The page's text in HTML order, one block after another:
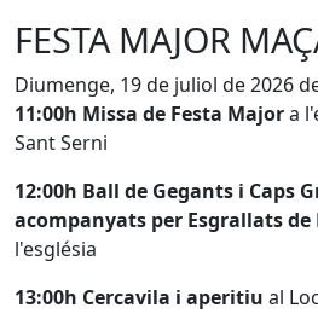
FESTA MAJOR
Diumenge, 19 de juliol de 2026
11:00h Missa de Festa Majora
Sant Serni
12:00h Ball de Gegants i Caps
acompanyats per Esgrallats de
l'església
13:00h Cercavila i aperitiu al